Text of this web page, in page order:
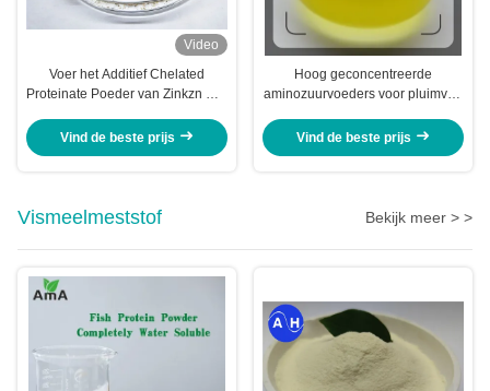
Video
Voer het Additief Chelated
Proteinate Poeder van Zinkzn met
Vind de beste prijs
Hoog geconcentreerde
aminozuurvoeders voor pluimvee
Vind de beste prijs
Vismeelmeststof Bekijk meer > >